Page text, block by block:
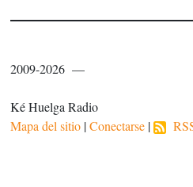
2009-2026 —
Ké Huelga Radio
Mapa del sitio |Conectarse |